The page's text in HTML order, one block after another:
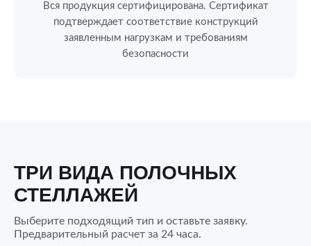
Вся продукция сертифицирована. Сертификат
подтверждает соответствие конструкций
заявленным нагрузкам и требованиям
безопасности
ТРИ ВИДА ПОЛОЧНЫХ
СТЕЛЛАЖЕЙ
Выберите подходящий тип и оставьте заявку.
Предварительный расчет за 24 часа.